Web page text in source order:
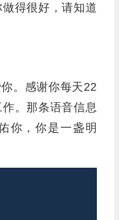
得很好，请知道
。感谢你每天22
。那条语音信息
你，你是一盏明